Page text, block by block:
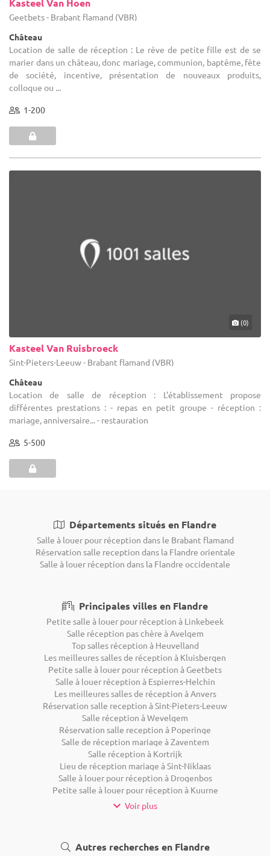
Geetbets - Brabant flamand (VBR)
Château
Location de salle de réception : Le rêve de petite fille est de se
marier dans un château, donc mariage, communion, baptême, fête
de société, incentive, présentation de nouveaux produits,
colloque ou ...
1-200
(0)
Kasteel Van Ruisbroeck
Sint-Pieters-Leeuw - Brabant flamand (VBR)
Château
Location de salle de réception : L'établissement propose
différentes prestations : - repas en petit groupe - réception :
mariage, anniversaire... - restauration
5-500
Départements situés en Flandre
Salle à louer pour réception dans le Brabant flamand
Réservation salle reception dans la Flandre orientale
Salle à louer réception dans la Flandre occidentale
Principales villes en Flandre
Petite salle à louer pour réception à Linkebeek
Salle réception pas chère à Avelgem
Top salles réception à Heuvelland
Les meilleures salles de réception à Kluisbergen
Petite salle à louer pour réception à Geetbets
Salle à louer réception à Espierres-Helchin
Les meilleures salles de réception à Anvers
Réservation salle reception à Sint-Pieters-Leeuw
Salle réception à Wevelgem
Réservation salle reception à Poperinge
Salle de réception mariage à Zaventem
Salle réception à Kortrijk
Lieu de réception mariage à Sint-Niklaas
Salle à louer pour réception à Drogenbos
Petite salle à louer pour réception à Kuurne
Voir plus
Autres recherches en Flandre